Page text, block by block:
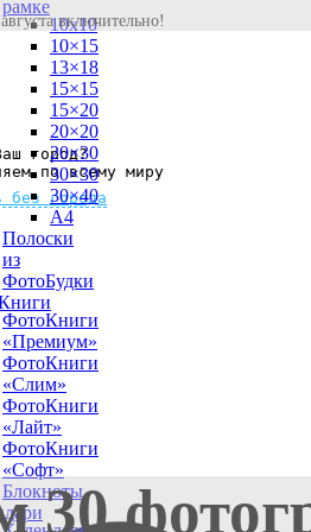
город?
по всему миру
без города
рамке
10х10
10×15
13×18
15×15
15×20
20×20
20×30
30×30
30×40
A4
Полоски
из
ФотоБудки
ФотоКниги
«Премиум»
ФотоКниги
«Слим»
ФотоКниги
«Лайт»
ФотоКниги
«Софт»
Блокноты
включительно!
30